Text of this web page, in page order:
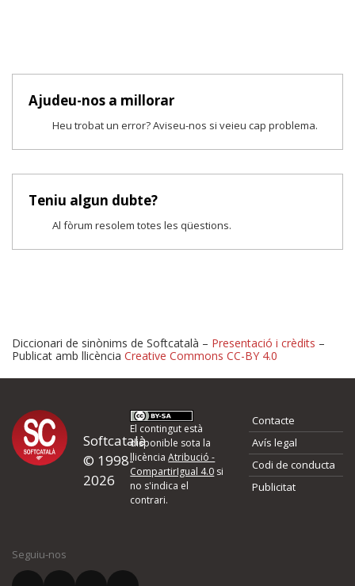
Ajudeu-nos a millorar
Heu trobat un error? Aviseu-nos si veieu cap problema.
Teniu algun dubte?
Al fòrum resolem totes les qüestions.
Proposeu-nos millores o
d'errors
Si heu trobat un error o voleu proposar alguna millora, ompliu els
quina és la millora que proposeu o l'error del qual voleu informar-
Diccionari de sinònims de Softcatalà – Presentació i crèdits –
Publicat amb llicència Creative Commons CC-BY 4.0
Softcatalà
© 1998-
2026
El contingut està
disponible sota la
llicènciaAtribució -
CompartirIgual 4.0 si
no s'indica el
contrari.
Contacte
Avís legal
Codi de conducta
Publicitat
Seguiu-nos